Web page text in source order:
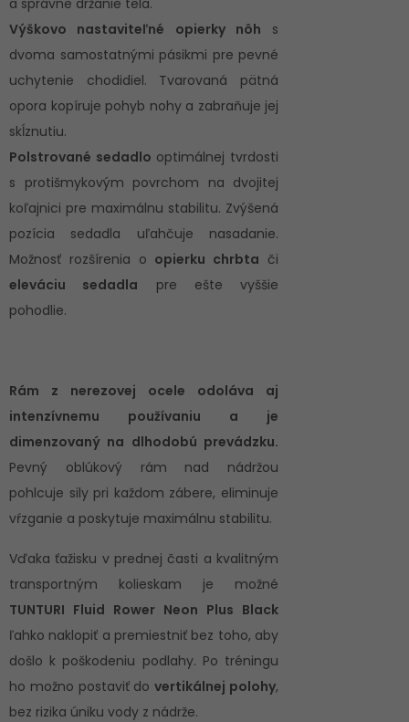
a správne držanie tela.
Výškovo nastaviteľné opierky nôh s
dvoma samostatnými pásikmi pre pevné
uchytenie chodidiel. Tvarovaná pätná
opora kopíruje pohyb nohy a zabraňuje jej
skĺznutiu.
Polstrované sedadlo optimálnej tvrdosti
s protišmykovým povrchom na dvojitej
koľajnici pre maximálnu stabilitu. Zvýšená
pozícia sedadla uľahčuje nasadanie.
Možnosť rozšírenia o opierku chrbta či
eleváciu sedadla pre ešte vyššie
pohodlie.
Rám z nerezovej ocele odoláva aj
intenzívnemu používaniu a je
dimenzovaný na dlhodobú prevádzku.
Pevný oblúkový rám nad nádržou
pohlcuje sily pri každom zábere, eliminuje
vŕzganie a poskytuje maximálnu stabilitu.
Vďaka ťažisku v prednej časti a kvalitným
transportným kolieskam je možné
TUNTURI Fluid Rower Neon Plus Black
ľahko naklopiť a premiestniť bez toho, aby
došlo k poškodeniu podlahy. Po tréningu
ho možno postaviť dovertikálnej polohy,
bez rizika úniku vody z nádrže.